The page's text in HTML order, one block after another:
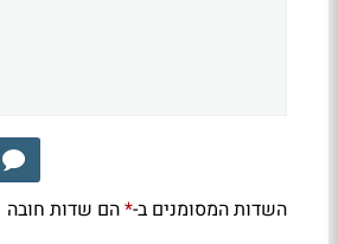
השדות המסומנים ב-*הם שדות חובה